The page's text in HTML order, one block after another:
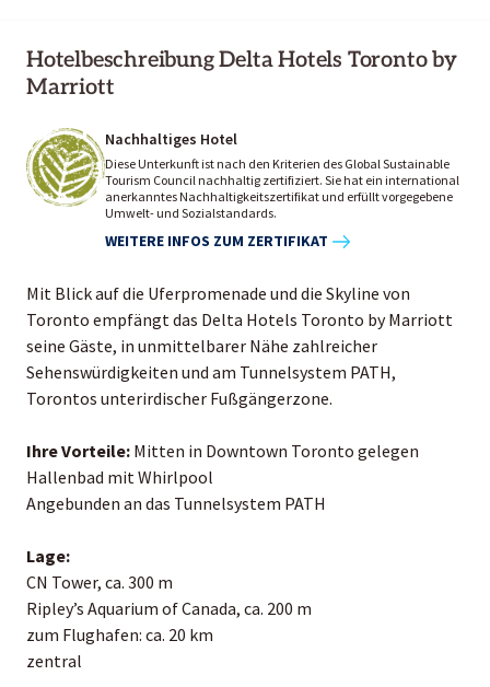
Hotelbeschreibung Delta Hotels Toronto by
Marriott
Nachhaltiges Hotel
Diese Unterkunft ist nach den Kriterien des Global Sustainable
Tourism Council nachhaltig zertifiziert. Sie hat ein international
anerkanntes Nachhaltigkeitszertifikat und erfüllt vorgegebene
Umwelt- und Sozialstandards.
WEITERE INFOS ZUM ZERTIFIKAT
Mit Blick auf die Uferpromenade und die Skyline von
Toronto empfängt das Delta Hotels Toronto by Marriott
seine Gäste, in unmittelbarer Nähe zahlreicher
Sehenswürdigkeiten und am Tunnelsystem PATH,
Torontos unterirdischer Fußgängerzone.
Ihre Vorteile: Mitten in Downtown Toronto gelegen
Hallenbad mit Whirlpool
Angebunden an das Tunnelsystem PATH
Lage:
CN Tower, ca. 300 m
Ripley’s Aquarium of Canada, ca. 200 m
zum Flughafen: ca. 20 km
zentral